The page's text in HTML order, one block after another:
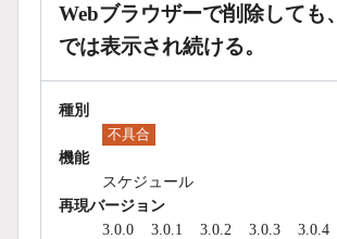
Webブラウザーで削除して
では表示され続ける。
種別
不具合
機能
スケジュール
再現バージョン
3.0.0
3.0.1 3.0.2 3.0.3 3.0.4